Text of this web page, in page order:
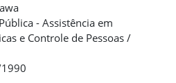
- Assistência em
e Controle de Pessoas /